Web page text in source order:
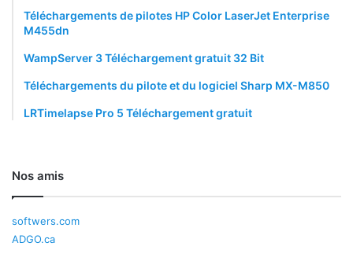
Téléchargements de pilotes HP Color LaserJet Enterprise
M455dn
WampServer 3 Téléchargement gratuit 32 Bit
Téléchargements du pilote et du logiciel Sharp MX-M850
LRTimelapse Pro 5 Téléchargement gratuit
Nos amis
softwers.com
ADGO.ca